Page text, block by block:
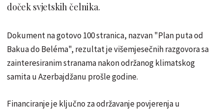
doček svjetskih čelnika.
Dokument na gotovo 100 stranica, nazvan "Plan puta od
Bakua do Beléma", rezultat je višemjesečnih razgovora sa
zainteresiranim stranama nakon održanog klimatskog
samita u Azerbajdžanu prošle godine.
Financiranje je ključno za održavanje povjerenja u